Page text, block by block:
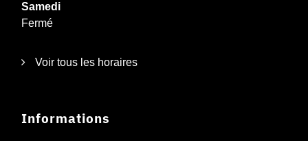
Samedi
Fermé
Voir tous les horaires
Informations